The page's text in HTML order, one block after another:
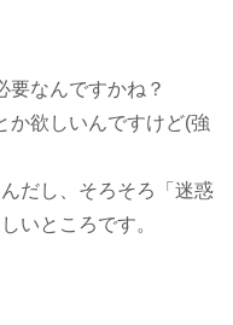
要なんですかね？
か欲しいんですけど(強
だし、そろそろ「迷惑
いところです。